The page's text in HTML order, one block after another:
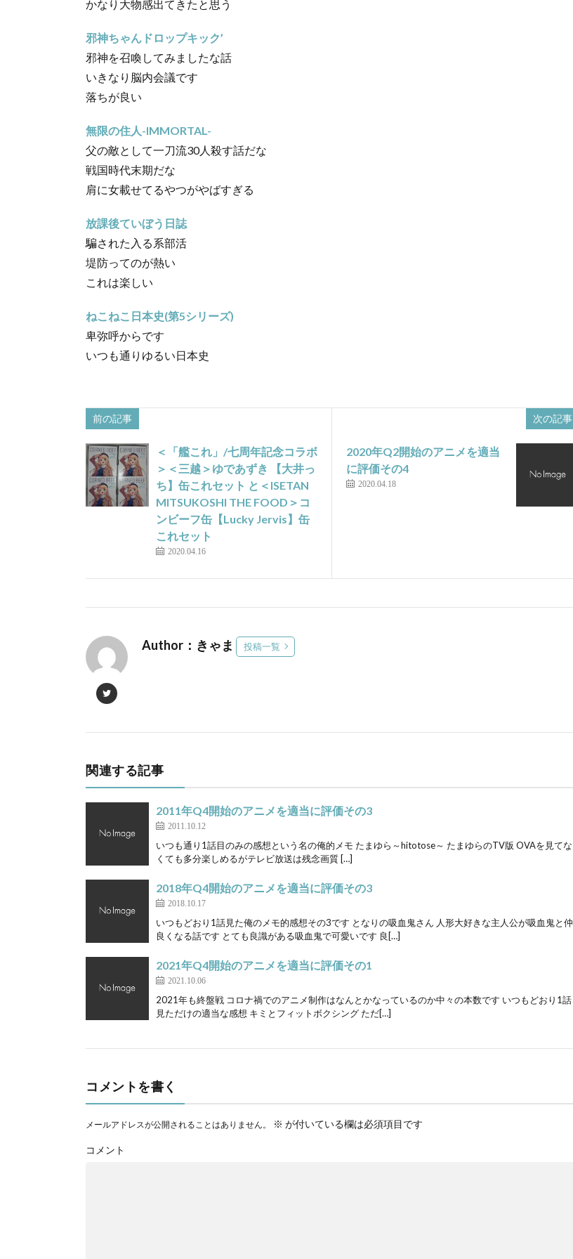
かなり大物感出てきたと思う
邪神ちゃんドロップキック’
邪神を召喚してみましたな話
いきなり脳内会議です
落ちが良い
無限の住人-IMMORTAL-
父の敵として一刀流30人殺す話だな
戦国時代末期だな
肩に女載せてるやつがやばすぎる
放課後ていぼう日誌
騙された入る系部活
堤防ってのが熱い
これは楽しい
ねこねこ日本史(第5シリーズ)
卑弥呼からです
いつも通りゆるい日本史
前の記事
＜「艦これ」/七周年記念コラボ
＞＜三越＞ゆであずき 【大井っ
ち】缶これセット と＜ISETAN
MITSUKOSHI THE FOOD＞コ
ンビーフ缶【Lucky Jervis】缶
これセット
2020.04.16
次の記事
2020年Q2開始のアニメを適当
に評価その4
2020.04.18
Author：きゃま 投稿一覧
関連する記事
2011年Q4開始のアニメを適当に評価その3
2011.10.12
いつも通り1話目のみの感想という名の俺的メモ たまゆら～hitotose～ たまゆらのTV版 OVAを見てな
くても多分楽しめるがテレビ放送は残念画質 […]
2018年Q4開始のアニメを適当に評価その3
2018.10.17
いつもどおり1話見た俺のメモ的感想その3です となりの吸血鬼さん 人形大好きな主人公が吸血鬼と仲
良くなる話です とても良識がある吸血鬼で可愛いです 良[…]
2021年Q4開始のアニメを適当に評価その1
2021.10.06
2021年も終盤戦 コロナ禍でのアニメ制作はなんとかなっているのか中々の本数です いつもどおり1話
見ただけの適当な感想 キミとフィットボクシング ただ[…]
コメントを書く
メールアドレスが公開されることはありません。 ※ が付いている欄は必須項目です
コメント